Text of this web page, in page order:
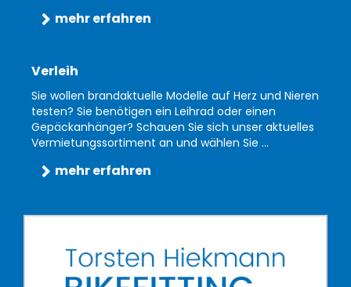
mehr erfahren
Verleih
Sie wollen brandaktuelle Modelle auf Herz und Nieren
testen? Sie benötigen ein Leihrad oder einen
Gepäckanhänger? Schauen Sie sich unser aktuelles
Vermietungssortiment an und wählen Sie ...
mehr erfahren